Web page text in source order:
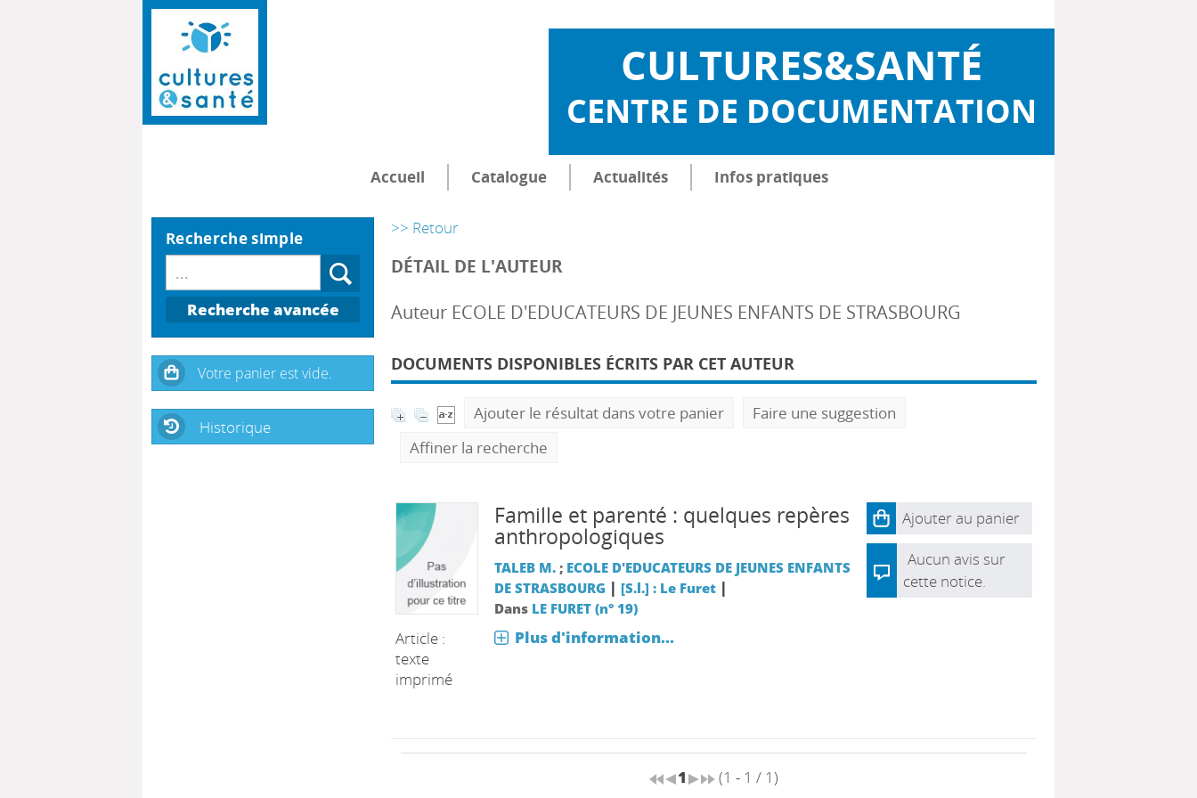
CULTURES&SANTÉ
CENTRE DE DOCUMENTATION
Accueil Catalogue Actualités Infos pratiques
>> Retour
DÉTAIL DE L'AUTEUR
Auteur ECOLE D'EDUCATEURS DE JEUNES ENFANTS DE STRASBOURG
DOCUMENTS DISPONIBLES ÉCRITS PAR CET AUTEUR
Ajouter le résultat dans votre panier
Faire une suggestion
Affiner la recherche
Article :
texte
imprimé
Famille et parenté : quelques repères
anthropologiques
TALEB M.; ECOLE D'EDUCATEURS DE JEUNES ENFANTS
DE STRASBOURG | [S.l.] : Le Furet|
Dans LE FURET (n° 19)
Plus d'information...
Ajouter au panier
Aucun avis sur
cette notice.
1 (1 - 1 / 1)
Recherche simple
Recherche avancée
Historique